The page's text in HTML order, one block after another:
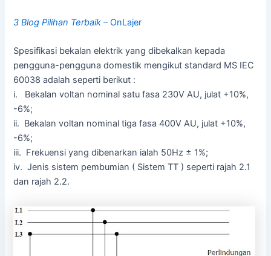
3 Blog Pilihan Terbaik – OnLajer
Spesifikasi bekalan elektrik yang dibekalkan kepada
pengguna-pengguna domestik mengikut standard MS IEC
60038 adalah seperti berikut :
i. Bekalan voltan nominal satu fasa 230V AU, julat +10%,
-6%;
ii. Bekalan voltan nominal tiga fasa 400V AU, julat +10%,
-6%;
iii. Frekuensi yang dibenarkan ialah 50Hz ± 1%;
iv. Jenis sistem pembumian ( Sistem TT ) seperti rajah 2.1
dan rajah 2.2.